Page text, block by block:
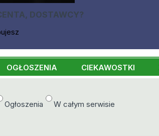
DOSTAWCY?
OGŁOSZENIA CIEKAWOSTKI
Ogłoszenia W całym serwisie